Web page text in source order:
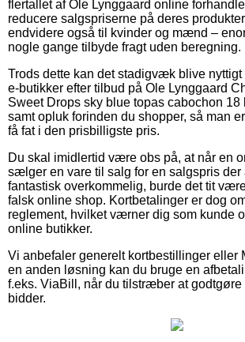
flertallet af Ole Lynggaard online
reducere salgspriserne på deres
endvidere også til kvinder og mænd –
nogle gange tilbyde fragt uden beregning.
Trods dette kan det stadigvæk blive
e-butikker efter tilbud på Ole Lynggaard
Sweet Drops sky blue topas cabochon 18
samt opluk forinden du shopper, så man
få fat i den prisbilligste pris.
Du skal imidlertid være obs på, at når en
sælger en vare til salg for en salgspris der
fantastisk overkommelig, burde det tit
falsk online shop. Kortbetalinger er dog
reglement, hvilket værner dig som kunde
online butikker.
Vi anbefaler generelt kortbestillinger eller
en anden løsning kan du bruge en
f.eks. ViaBill, når du tilstræber at
bidder.